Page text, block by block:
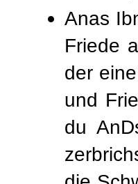
Anas
Friede
der
und
du